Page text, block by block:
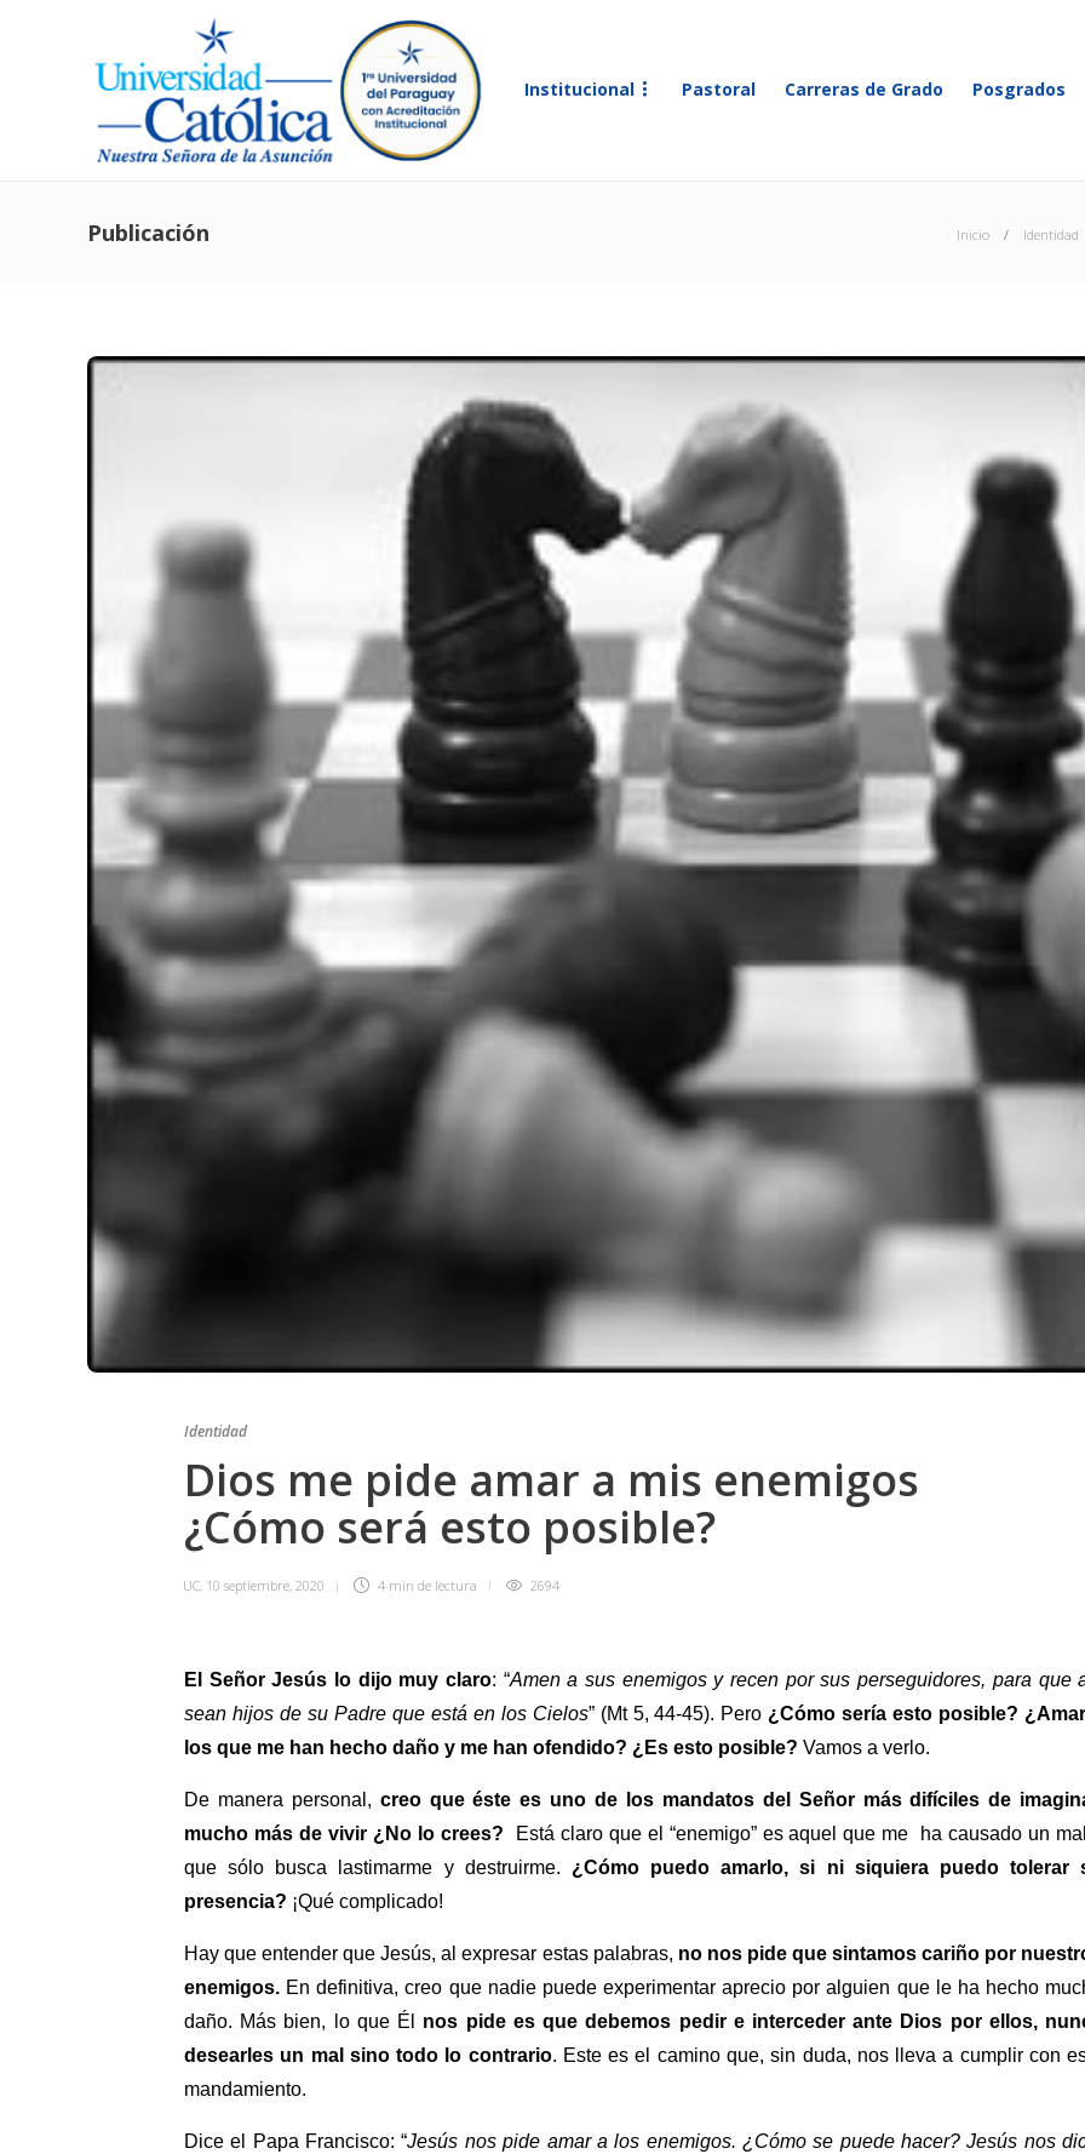
Institucional Pastoral Carreras de Grado Posgrados
Publicación Inicio Identidad
Identidad
Dios me pide amar a mis enemigos
¿Cómo será esto posible?
UC, 10 septiembre, 2020 4 min de lectura 2694
El Señor Jesús lo dijo muy claro: “Amen a sus enemigos y recen por sus perseguidores, para que
sean hijos de su Padre que está en los Cielos” (Mt 5, 44-45). Pero ¿Cómo sería esto posible?
los que me han hecho daño y me han ofendido? ¿Es esto posible? Vamos a verlo.
De manera personal, creo que éste es uno de los mandatos del Señor más difíciles de
mucho más de vivir ¿No lo crees?
Está claro que el “enemigo” es aquel que me ha causado un
que sólo busca lastimarme y destruirme. ¿Cómo puedo amarlo, si ni siquiera puedo tolerar
presencia? ¡Qué complicado!
Hay que entender que Jesús, al expresar estas palabras, no nos pide que sintamos cariño por
enemigos. En definitiva, creo que nadie puede experimentar aprecio por alguien que le ha hecho
daño. Más bien, lo que Él nos pide es que debemos pedir e interceder ante Dios por ellos,
desearles un mal sino todo lo contrario. Este es el camino que, sin duda, nos lleva a cumplir con
mandamiento.
Dice el Papa Francisco: “Jesús nos pide amar a los enemigos. ¿Cómo se puede hacer? Jesús nos